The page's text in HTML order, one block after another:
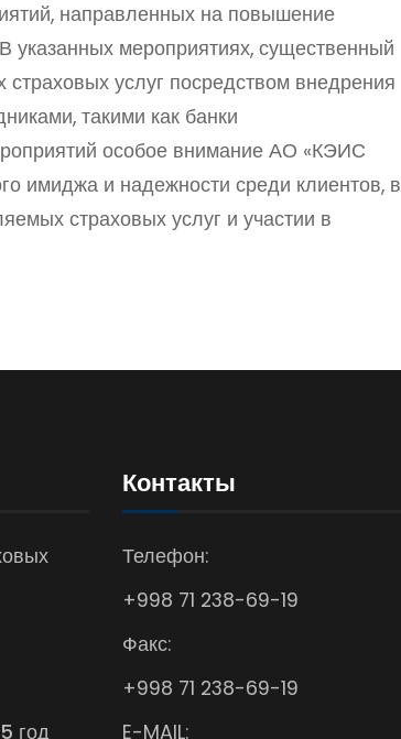
направленных на повышение
указанных мероприятиях, существенный
услуг посредством внедрения
такими как банки
особое внимание АО «КЭИС
имиджа и надежности среди клиентов, в
страховых услуг и участии в
год
Контакты
Телефон:
+998 71 238-69-19
Факс:
+998 71 238-69-19
E-MAIL: